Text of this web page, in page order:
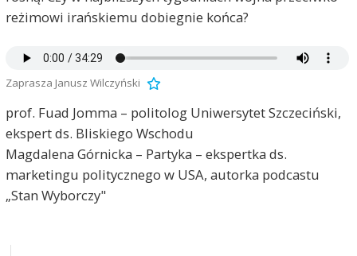
reżimowi irańskiemu dobiegnie końca?
Zaprasza Janusz Wilczyński
prof. Fuad Jomma – politolog Uniwersytet Szczeciński,
ekspert ds. Bliskiego Wschodu
Magdalena Górnicka – Partyka – ekspertka ds.
marketingu politycznego w USA, autorka podcastu
„Stan Wyborczy"